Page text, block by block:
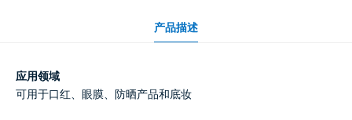
产品描述
应用领域
可用于口红、眼膜、防晒产品和底妆